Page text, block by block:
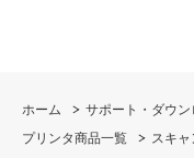
ホーム サポート・ダウン
プリンタ商品一覧
スキ